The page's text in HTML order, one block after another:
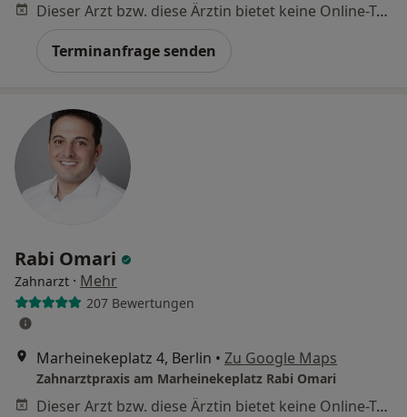
Dieser Arzt bzw. diese Ärztin bietet keine Online-Terminbuchung an diesem Standort an.
Terminanfrage senden
Rabi Omari
Zahnarzt · Mehr
207 Bewertungen
Marheinekeplatz 4, Berlin • Zu Google Maps
Zahnarztpraxis am Marheinekeplatz Rabi Omari
Dieser Arzt bzw. diese Ärztin bietet keine Online-Terminbuchung an diesem Standort an.